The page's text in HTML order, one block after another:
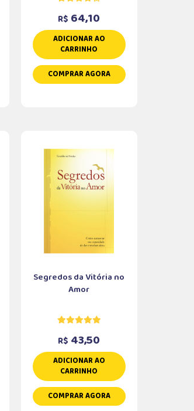
R$ 64,10
ADICIONAR AO
CARRINHO
COMPRAR AGORA
Segredos da Vitória no
Amor
R$ 43,50
ADICIONAR AO
CARRINHO
COMPRAR AGORA